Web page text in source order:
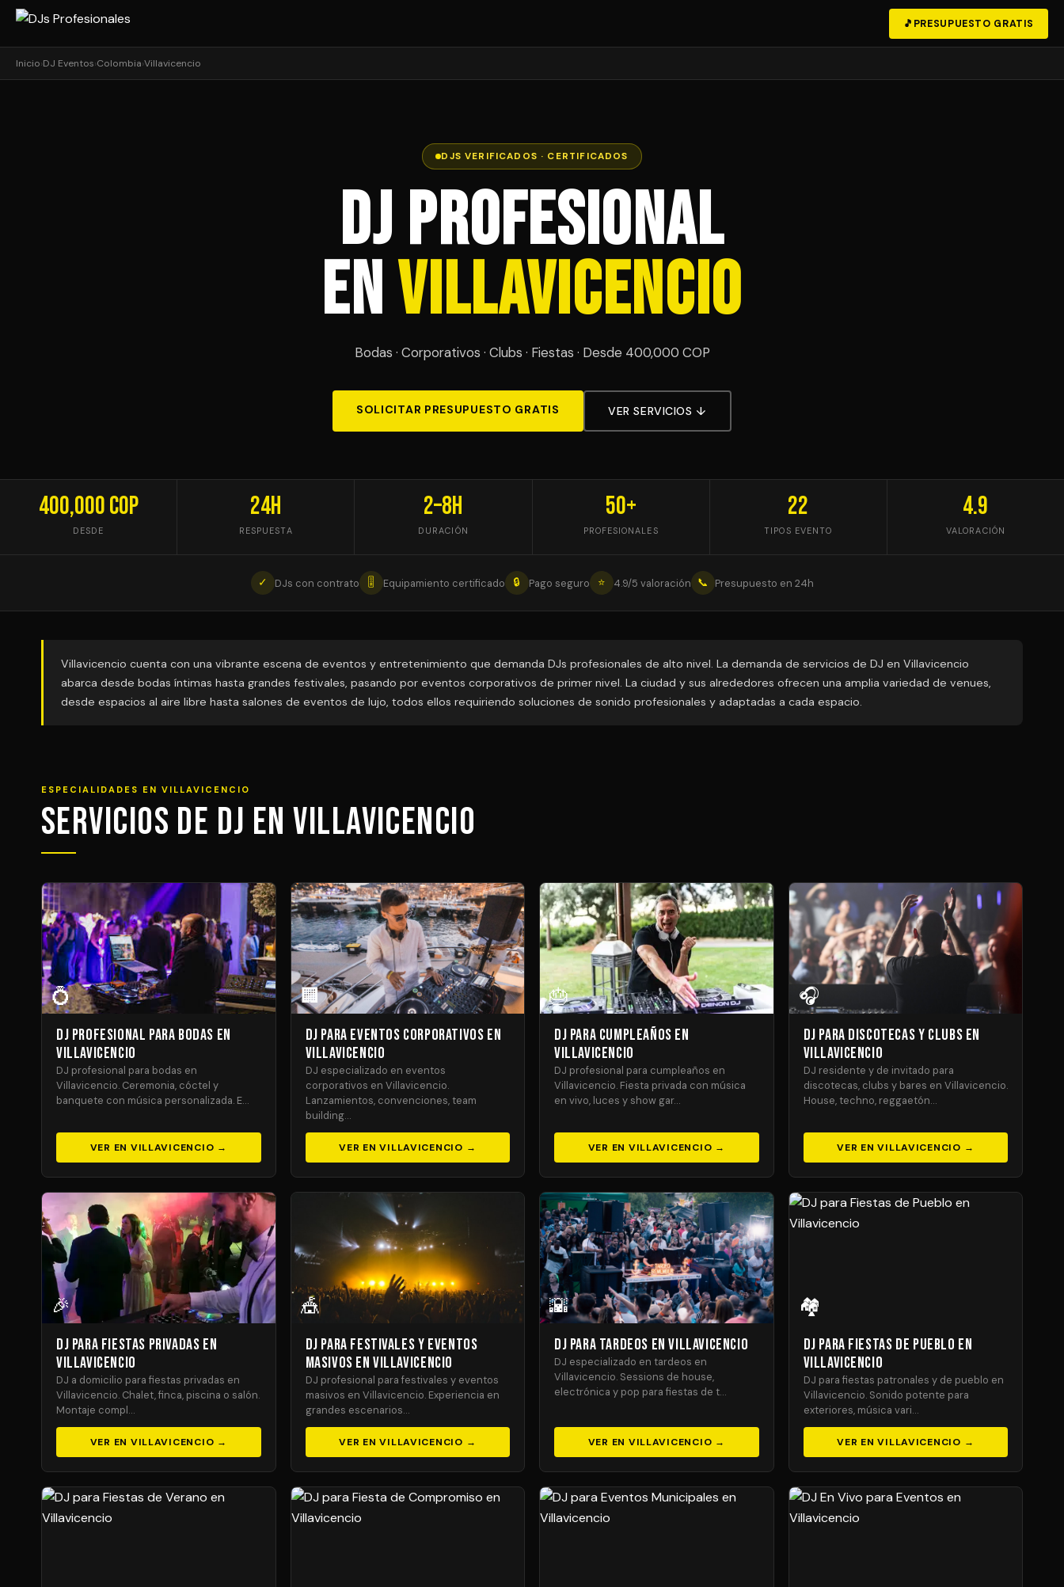
🎵 PRESUPUESTO GRATIS
Inicio›DJ Eventos›Colombia›Villavicencio
DJS VERIFICADOS · CERTIFICADOS
DJ Profesional
enVillavicencio
Bodas · Corporativos · Clubs · Fiestas · Desde 400,000 COP
SOLICITAR PRESUPUESTO GRATIS VER SERVICIOS ↓
400,000 COP
DESDE
24h
RESPUESTA
2–8h
DURACIÓN
50+
PROFESIONALES
22
TIPOS EVENTO
4.9
VALORACIÓN
✓ DJs con contrato 🎚 Equipamiento certificado 🔒 Pago seguro ⭐ 4.9/5 valoración 📞 Presupuesto en 24h
Villavicencio cuenta con una vibrante escena de eventos y entretenimiento que demanda DJs profesionales de alto nivel. La demanda de servicios de DJ en Villavicencio
abarca desde bodas íntimas hasta grandes festivales, pasando por eventos corporativos de primer nivel. La ciudad y sus alrededores ofrecen una amplia variedad de venues,
desde espacios al aire libre hasta salones de eventos de lujo, todos ellos requiriendo soluciones de sonido profesionales y adaptadas a cada espacio.
ESPECIALIDADES EN VILLAVICENCIO
Servicios de DJ en Villavicencio
💍
DJ Profesional para Bodas en
Villavicencio
DJ profesional para bodas en
Villavicencio. Ceremonia, cóctel y
banquete con música personalizada. E…
VER EN VILLAVICENCIO →
🏢
DJ para Eventos Corporativos en
Villavicencio
DJ especializado en eventos
corporativos en Villavicencio.
Lanzamientos, convenciones, team
building…
VER EN VILLAVICENCIO →
🎂
DJ para Cumpleaños en
Villavicencio
DJ profesional para cumpleaños en
Villavicencio. Fiesta privada con música
en vivo, luces y show gar…
VER EN VILLAVICENCIO →
🎧
DJ para Discotecas y Clubs en
Villavicencio
DJ residente y de invitado para
discotecas, clubs y bares en Villavicencio.
House, techno, reggaetón…
VER EN VILLAVICENCIO →
🎉
DJ para Fiestas Privadas en
Villavicencio
DJ a domicilio para fiestas privadas en
Villavicencio. Chalet, finca, piscina o salón.
Montaje compl…
VER EN VILLAVICENCIO →
🎪
DJ para Festivales y Eventos
Masivos en Villavicencio
DJ profesional para festivales y eventos
masivos en Villavicencio. Experiencia en
grandes escenarios…
VER EN VILLAVICENCIO →
🌇
DJ para Tardeos en Villavicencio
DJ especializado en tardeos en
Villavicencio. Sessions de house,
electrónica y pop para fiestas de t…
VER EN VILLAVICENCIO →
🏘️
DJ para Fiestas de Pueblo en
Villavicencio
DJ para fiestas patronales y de pueblo en
Villavicencio. Sonido potente para
exteriores, música vari…
VER EN VILLAVICENCIO →